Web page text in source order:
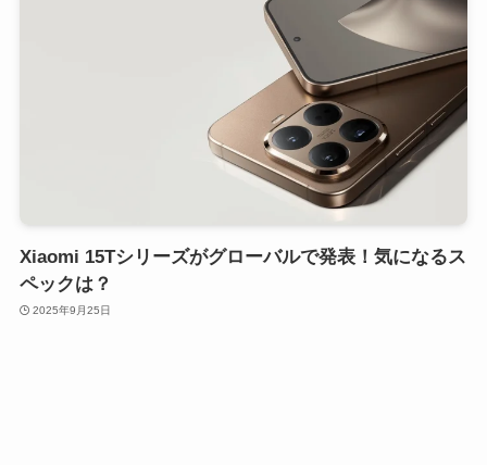
Xiaomi 15Tシリーズがグローバルで発表！気になるス
ペックは？
2025年9月25日